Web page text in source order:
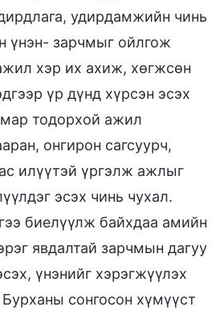
удирдамжийн чинь
үнэн- зарчмыг ойлгож
хэр их ахиж, хөгжсөн
үр дүнд хүрсэн эсэх
тодорхой ажил
онгирон сагсуурч,
илүүтэй үргэлж ажлыг
эсэх чинь чухал.
биелүүлж байхдаа амийн
явдалтай зарчмын дагуу
үнэнийг хэрэгжүүлэх
сонгосон хүмүүст